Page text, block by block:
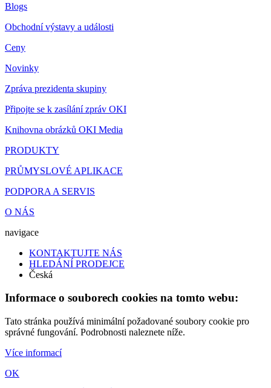
Blogs
Obchodní výstavy a události
Ceny
Novinky
Zpráva prezidenta skupiny
Připojte se k zasílání zpráv OKI
Knihovna obrázků OKI Media
PRODUKTY
PRŮMYSLOVÉ APLIKACE
PODPORA A SERVIS
O NÁS
navigace
KONTAKTUJTE NÁS
HLEDÁNÍ PRODEJCE
Česká
Informace o souborech cookies na tomto webu:
Tato stránka používá minimální požadované soubory cookie pro
správné fungování. Podrobnosti naleznete níže.
Více informací
OK